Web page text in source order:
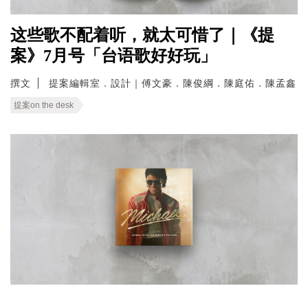
这些歌不配着听，就太可惜了｜《提
案》7月号「台语歌好好玩」
撰文 提案編輯室．設計｜傅文豪．陳俊綱．陳庭佑．陳孟鑫
提案on the desk